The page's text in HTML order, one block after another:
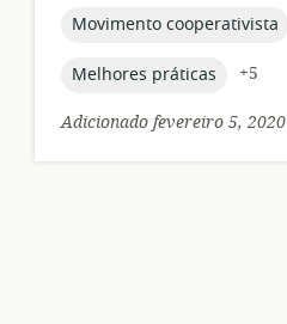
publicação:
topic:
Movimento cooperativista
topic:
Melhores práticas
+5
Adicionado fevereiro 5, 2020